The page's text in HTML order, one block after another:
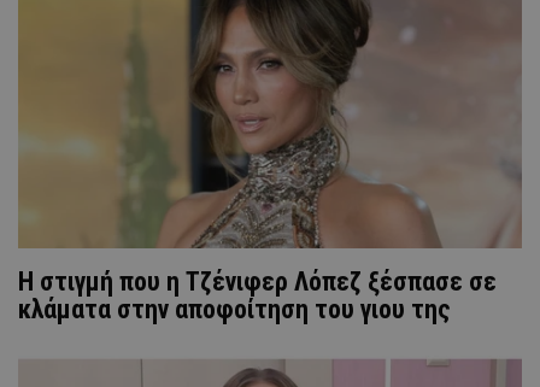
Η στιγμή που η Τζένιφερ Λόπεζ ξέσπασε σε
κλάματα στην αποφοίτηση του γιου της